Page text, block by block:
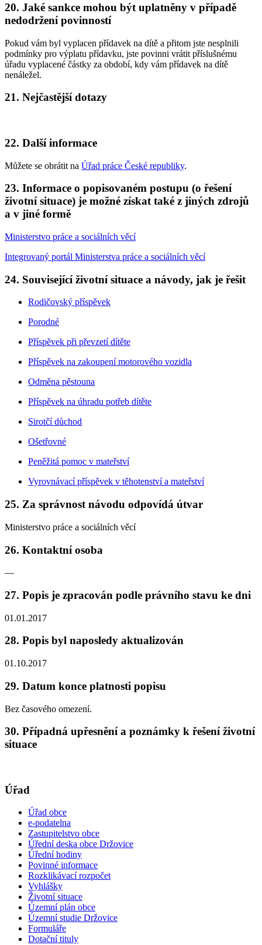
20. Jaké sankce mohou být uplatněny v případě
nedodržení povinností
Pokud vám byl vyplacen přídavek na dítě a přitom jste nesplnili
podmínky pro výplatu přídavku, jste povinni vrátit příslušnému
úřadu vyplacené částky za období, kdy vám přídavek na dítě
nenáležel.
21. Nejčastější dotazy
22. Další informace
Můžete se obrátit na Úřad práce České republiky.
23. Informace o popisovaném postupu (o řešení
životní situace) je možné získat také z jiných zdrojů
a v jiné formě
Ministerstvo práce a sociálních věcí
Integrovaný portál Ministerstva práce a sociálních věcí
24. Související životní situace a návody, jak je řešit
Rodičovský příspěvek
Porodné
Příspěvek při převzetí dítěte
Příspěvek na zakoupení motorového vozidla
Odměna pěstouna
Příspěvek na úhradu potřeb dítěte
Sirotčí důchod
Ošetřovné
Peněžitá pomoc v mateřství
Vyrovnávací příspěvek v těhotenství a mateřství
25. Za správnost návodu odpovídá útvar
Ministerstvo práce a sociálních věcí
26. Kontaktní osoba
—
27. Popis je zpracován podle právního stavu ke dni
01.01.2017
28. Popis byl naposledy aktualizován
01.10.2017
29. Datum konce platnosti popisu
Bez časového omezení.
30. Případná upřesnění a poznámky k řešení životní
situace
Úřad
Úřad obce
e-podatelna
Zastupitelstvo obce
Úřední deska obce Držovice
Úřední hodiny
Povinné informace
Rozklikávací rozpočet
Vyhlášky
Životní situace
Územní plán obce
Územní studie Držovice
Formuláře
Dotační tituly